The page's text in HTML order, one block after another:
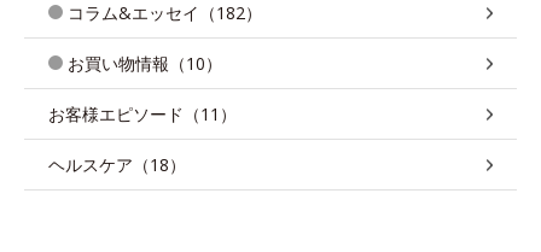
コラム&エッセイ（182）
お買い物情報（10）
お客様エピソード（11）
ヘルスケア（18）